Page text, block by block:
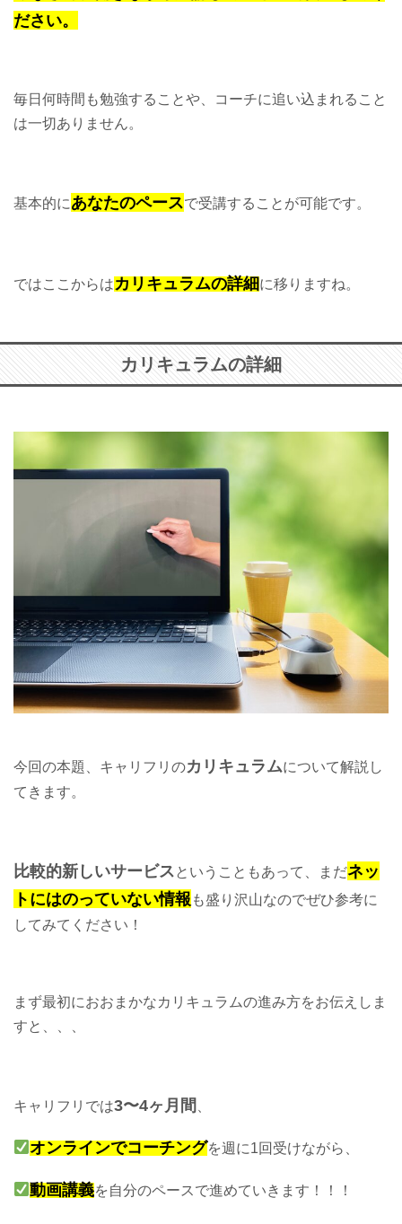
ださい。
毎日何時間も勉強することや、コーチに追い込まれること
は一切ありません。
基本的にあなたのペースで受講することが可能です。
ではここからはカリキュラムの詳細に移りますね。
カリキュラムの詳細
今回の本題、キャリフリのカリキュラムについて解説し
てきます。
比較的新しいサービスということもあって、まだネッ
トにはのっていない情報 も盛り沢山なのでぜひ参考に
してみてください！
まず最初におおまかなカリキュラムの進み方をお伝えしま
すと、、、
キャリフリでは3〜4ヶ月間
オンラインでコーチングを週に1回受けながら、
動画講義を自分のペースで進めていきます！！！